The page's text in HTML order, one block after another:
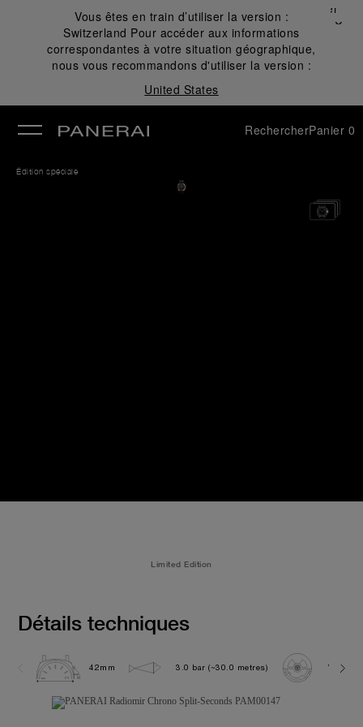
Vous êtes en train d’utiliser la version :
Switzerland Pour accéder aux informations
correspondantes à votre situation géographique,
nous vous recommandons d'utiliser la version :
United States
Fermer
✕
RechercherPanier 0
Édition spéciale
Limited Edition
Détails techniques
42mm 3.0 bar (~30.0 metres) VENUS